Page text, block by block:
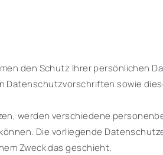
den Schutz Ihrer persönlichen
Datenschutzvorschriften sowie
werden verschiedene
Die vorliegende
Zweck das geschieht.